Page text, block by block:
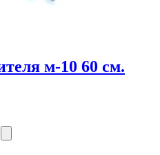
м-10 60 см.